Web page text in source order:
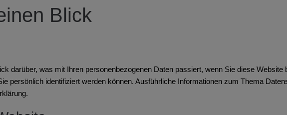
Blick
darüber, was mit Ihren personenbezogenen Daten passiert, wenn Sie diese Website
persönlich identifiziert werden können. Ausführliche Informationen zum Thema